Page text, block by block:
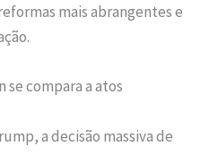
mais abrangentes e
se compara a atos
a decisão massiva de